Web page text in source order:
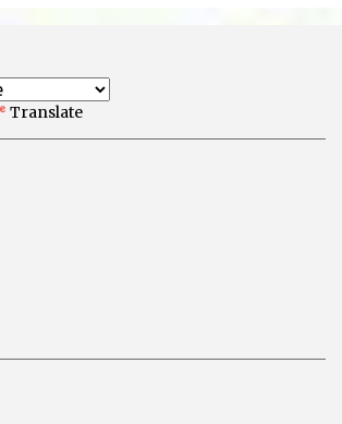
Translate